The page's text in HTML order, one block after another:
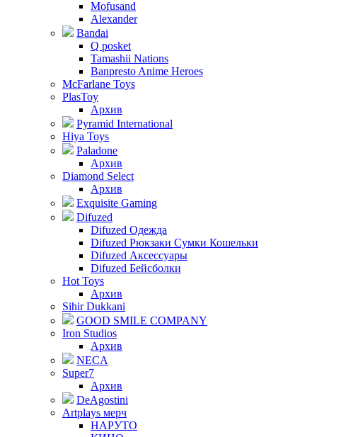
Mofusand
Alexander
Bandai
Q posket
Tamashii Nations
Banpresto Anime Heroes
McFarlane Toys
PlasToy
Архив
Pyramid International
Hiya Toys
Paladone
Архив
Diamond Select
Архив
Exquisite Gaming
Difuzed
Difuzed Одежда
Difuzed Рюкзаки Сумки Кошельки
Difuzed Аксессуары
Difuzed Бейсболки
Hot Toys
Архив
Sihir Dukkani
GOOD SMILE COMPANY
Iron Studios
Архив
NECA
Super7
Архив
DeAgostini
Artplays мерч
НАРУТО